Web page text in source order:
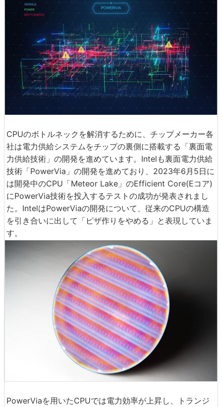
CPUのボトルネックを解消するために、チップメーカー各
社は電力供給システムをチップの裏側に搭載する「裏面電
力供給技術」の開発を進めています。Intelも裏面電力供給
技術「PowerVia」の開発を進めており、2023年6月5日に
は開発中のCPU「Meteor Lake」のEfficient Core(Eコア)
にPowerVia技術を投入するテストの成功が発表されまし
た。IntelはPowerViaの開発について、従来のCPUの構造
を引き合いに出して「ピザ作りをやめる」と表現していま
す。
PowerViaを用いたCPUでは電力効率が上昇し、トランジ